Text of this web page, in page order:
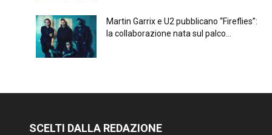
Martin Garrix e U2 pubblicano “Fireflies”:
la collaborazione nata sul palco...
SCELTI DALLA REDAZIONE